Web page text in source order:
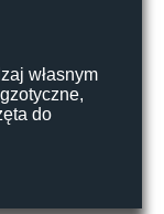
własnym
do